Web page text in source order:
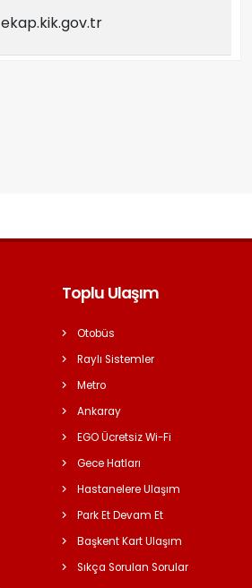
ekap.kik.gov.tr
Toplu Ulaşım
Otobüs
Raylı Sistemler
Metro
Ankaray
EGO Ücretsiz Wi-Fi
Gece Hatları
Hastanelere Ulaşım
Park Et Devam Et
Başkent Kart Ulaşım
Sıkça Sorulan Sorular